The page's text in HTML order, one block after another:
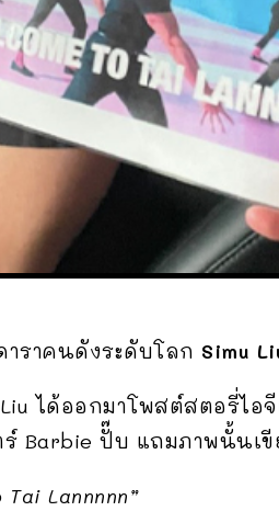
ราคนดังระดับโลก Simu
Liu ได้ออกมาโพสต์สตอรี่ไ
Barbie ปั๊บ แถมภาพนั้นเขี
Lannnnn”